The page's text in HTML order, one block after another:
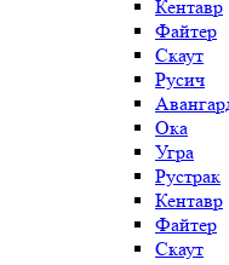
Кентавр
Файтер
Скаут
Русич
Ока
Угра
Рустрак
Кентавр
Файтер
Скаут